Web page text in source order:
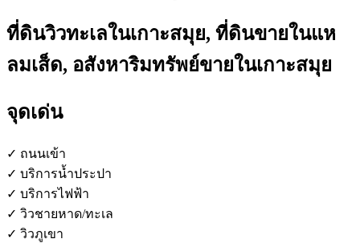
ที่ดินวิวทะเลในเกาะสมุย, ที่ดินขายในแห
ลมเส็ด, อสังหาริมทรัพย์ขายในเกาะสมุย
จุดเด่น
✓ ถนนเข้า
✓ บริการน้ำประปา
✓ บริการไฟฟ้า
✓ วิวชายหาด/ทะเล
✓ วิวภูเขา